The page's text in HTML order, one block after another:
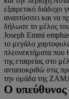
εξαιρετικό διάδοχο
αναπτύσσει και να
δήλωσε το μέλος
Joseph Emmi
το μεγάλο
πλεονεκτήματα που
της εταιρείας στο
ανταποκριθώ στις
την ομάδα της
Ο υπεύθυνος